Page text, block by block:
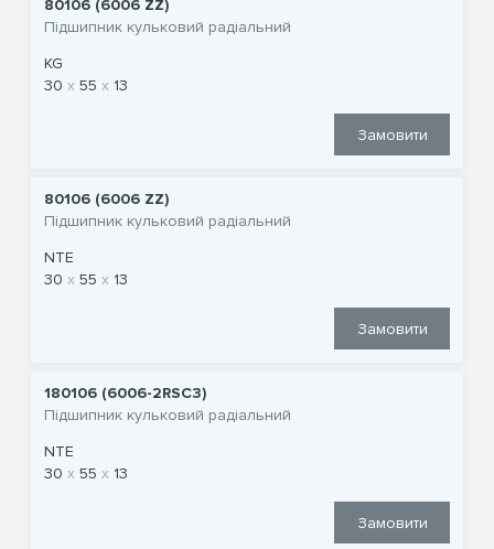
80106 (6006 ZZ)
Підшипник кульковий радіальний
KG
30
55 13
Замовити
80106 (6006 ZZ)
Підшипник кульковий радіальний
NTE
30
55 13
Замовити
180106 (6006-2RSC3)
Підшипник кульковий радіальний
NTE
30
55 13
Замовити